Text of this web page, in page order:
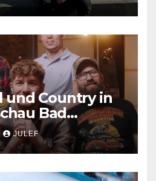
und Country in
Bad
JULEF